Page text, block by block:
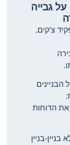
גבייה
צ'קים,
הבניינים
את הדוחות
בניין